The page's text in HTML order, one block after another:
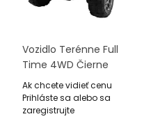
Vozidlo Terénne Full
Time 4WD Čierne
Ak chcete vidieť cenu
Prihláste sa alebo sa
zaregistrujte